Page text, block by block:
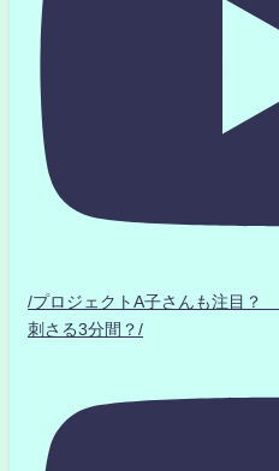
/プロジェクトA子さんも注目
刺さる3分間？/